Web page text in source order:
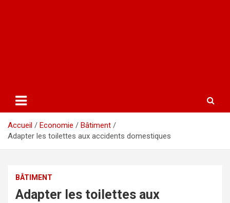
Accueil Economie
Bâtiment
Adapter les toilettes aux accidents domestiques
BÂTIMENT
Adapter les toilettes aux